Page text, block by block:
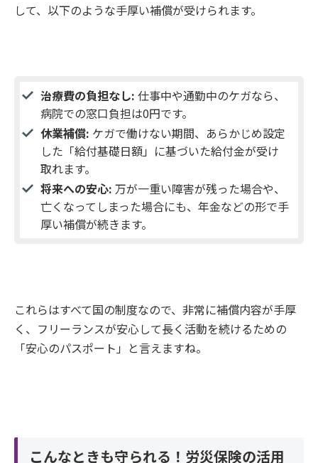
して、以下のような手厚い補償が受けられます。
治療費の負担なし: 仕事中や通勤中のケガなら、
病院での窓口負担は0円です。
休業補償: ケガで働けない期間、あらかじめ設定
した「給付基礎日額」に基づいた給付金が受け
取れます。
将来への安心: 万が一重い障害が残った場合や、
亡くなってしまった場合にも、年金などの形で手
厚い補償が続きます。
これらはすべて国の制度なので、非常に補償内容が手厚
く、フリーランスが安心して長く活動を続けるための
「安心のパスポート」と言えますね。
こんなときも守られる！労災保険の活用